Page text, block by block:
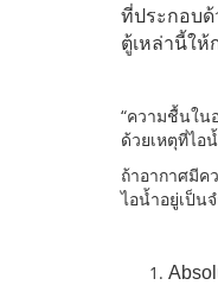
ที่ประกอบด้
ตู้เหล่านี้ให้
“ความชื้นใน
ด้วยเหตุที่ไอ
ถ้าอากาศมี
ไอน้ำอยู่เป็น